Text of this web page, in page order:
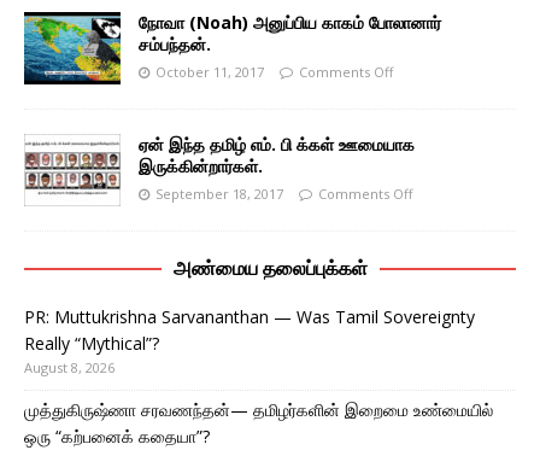
நோவா (Noah) அனுப்பிய காகம் போலானார்
சம்பந்தன்.
October 11, 2017 Comments Off
ஏன் இந்த தமிழ் எம். பி க்கள் ஊமையாக
இருக்கின்றார்கள்.
September 18, 2017 Comments Off
அண்மைய தலைப்புக்கள்
PR: Muttukrishna Sarvananthan — Was Tamil Sovereignty
Really “Mythical”?
August 8, 2026
முத்துகிருஷ்ணா சரவணந்தன்— தமிழர்களின் இறைமை உண்மையில்
ஒரு “கற்பனைக் கதையா”?